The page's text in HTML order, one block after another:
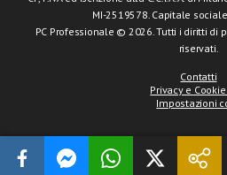
MI-2519578. Capitale
PC Professionale © 2026. Tutti i diritti di
riservati.
Contatti
Privacy e
Impostazioni